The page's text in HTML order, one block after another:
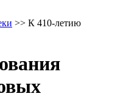
>> К 410-летию